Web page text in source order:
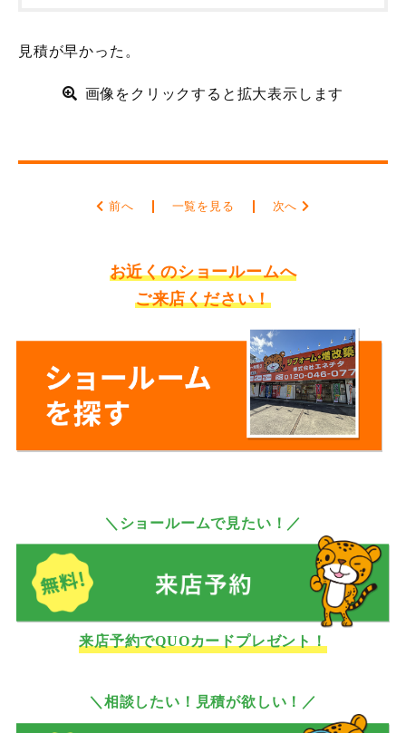
見積が早かった。
画像をクリックすると拡大表示します
前へ 一覧を見る 次へ
お近くのショールームへ
ご来店ください！
＼ショールームで見たい！／
来店予約でQUOカードプレゼント！
＼相談したい！見積が欲しい！／